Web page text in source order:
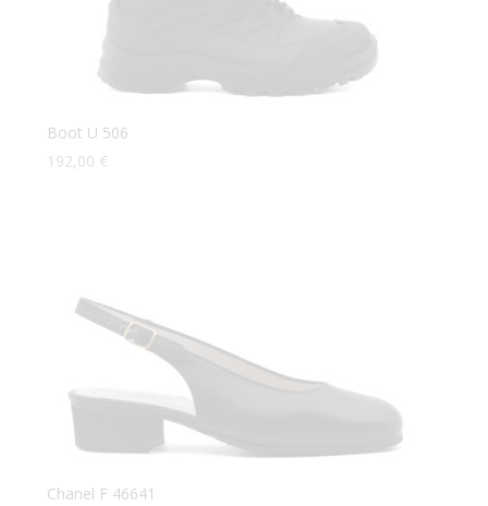
Boot U 506
192,00 €
Chanel F 46641